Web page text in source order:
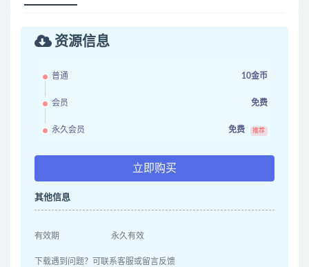
资源信息
普通 10金币
会员 免费
永久会员 免费 推荐
立即购买
其他信息
有效期 永久有效
下载遇到问题？可联系客服或留言反馈